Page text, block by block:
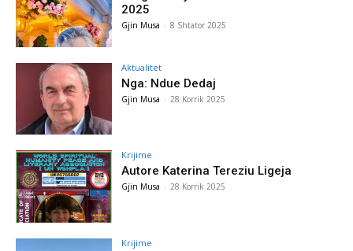
2025
Gjin Musa - 8 Shtator 2025
Aktualitet
Nga: Ndue Dedaj
Gjin Musa - 28 Korrik 2025
Krijime
Autore Katerina Tereziu Ligeja
Gjin Musa - 28 Korrik 2025
Krijime